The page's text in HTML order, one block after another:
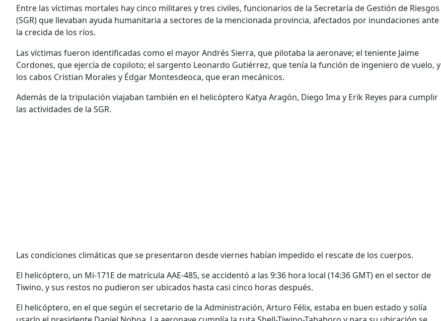
Entre las víctimas mortales hay cinco militares y tres civiles, funcionarios de la Secretaría de Gestión de Riesgos
(SGR) que llevaban ayuda humanitaria a sectores de la mencionada provincia, afectados por inundaciones ante
la crecida de los ríos.
Las víctimas fueron identificadas como el mayor Andrés Sierra, que pilotaba la aeronave; el teniente Jaime
Cordones, que ejercía de copiloto; el sargento Leonardo Gutiérrez, que tenía la función de ingeniero de vuelo, y
los cabos Cristian Morales y Édgar Montesdeoca, que eran mecánicos.
Además de la tripulación viajaban también en el helicóptero Katya Aragón, Diego Ima y Erik Reyes para cumplir
las actividades de la SGR.
Las condiciones climáticas que se presentaron desde viernes habían impedido el rescate de los cuerpos.
El helicóptero, un Mi-171E de matrícula AAE-485, se accidentó a las 9:36 hora local (14:36 GMT) en el sector de
Tiwino, y sus restos no pudieron ser ubicados hasta casi cinco horas después.
El helicóptero, en el que según el secretario de la Administración, Arturo Félix, estaba en buen estado y solía